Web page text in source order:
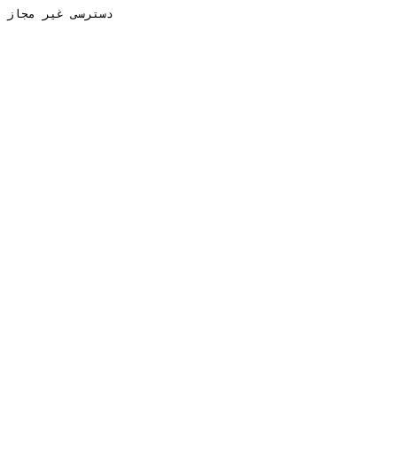
دسترسی غیر مجاز